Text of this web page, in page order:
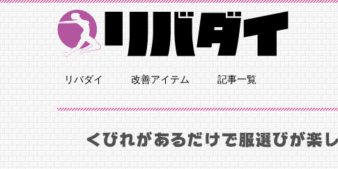
リバダイ 改善アイテム 記事一覧
くびれがあるだけで服選びが楽